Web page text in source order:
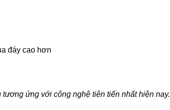
đáy cao hơn
ứng với công nghệ tiên tiến nhất hiện nay.